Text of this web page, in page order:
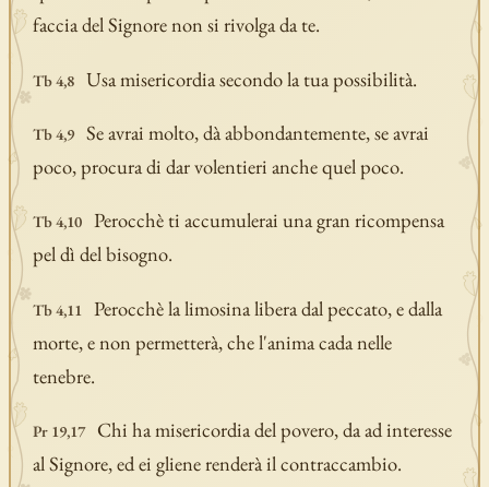
faccia del Signore non si rivolga da te.
Tb 4,8 Usa misericordia secondo la tua possibilità.
Tb 4,9
Se avrai molto, dà abbondantemente, se avrai
poco, procura di dar volentieri anche quel poco.
Tb 4,10
Perocchè ti accumulerai una gran ricompensa
pel dì del bisogno.
Tb 4,11
Perocchè la limosina libera dal peccato, e dalla
morte, e non permetterà, che l'anima cada nelle
tenebre.
Pr 19,17
Chi ha misericordia del povero, da ad interesse
al Signore, ed ei gliene renderà il contraccambio.